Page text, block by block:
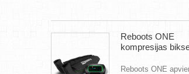
Reboots ONE
kompresijas
Reboots ONE